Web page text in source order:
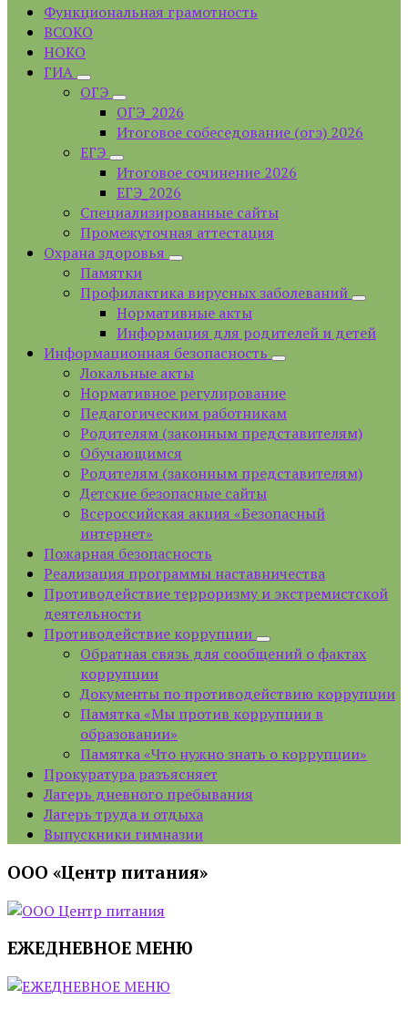
Функциональная грамотность
ВСОКО
НОКО
ГИА
ОГЭ
ОГЭ_2026
Итоговое собеседование (огэ) 2026
ЕГЭ
Итоговое сочинение 2026
ЕГЭ_2026
Специализированные сайты
Промежуточная аттестация
Охрана здоровья
Памятки
Профилактика вирусных заболеваний
Нормативные акты
Информация для родителей и детей
Информационная безопасность
Локальные акты
Нормативное регулирование
Педагогическим работникам
Родителям (законным представителям)
Обучающимся
Родителям (законным представителям)
Детские безопасные сайты
Всероссийская акция «Безопасный
интернет»
Пожарная безопасность
Реализация программы наставничества
Противодействие терроризму и экстремистской
деятельности
Противодействие коррупции
Обратная связь для сообщений о фактах
коррупции
Документы по противодействию коррупции
Памятка «Мы против коррупции в
образовании»
Памятка «Что нужно знать о коррупции»
Прокуратура разъясняет
Лагерь дневного пребывания
Лагерь труда и отдыха
Выпускники гимназии
ООО «Центр питания»
ЕЖЕДНЕВНОЕ МЕНЮ